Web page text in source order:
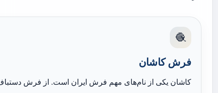
🧶
فرش کاشان
کاشان یکی از نام‌های مهم فرش ایران است. از فرش